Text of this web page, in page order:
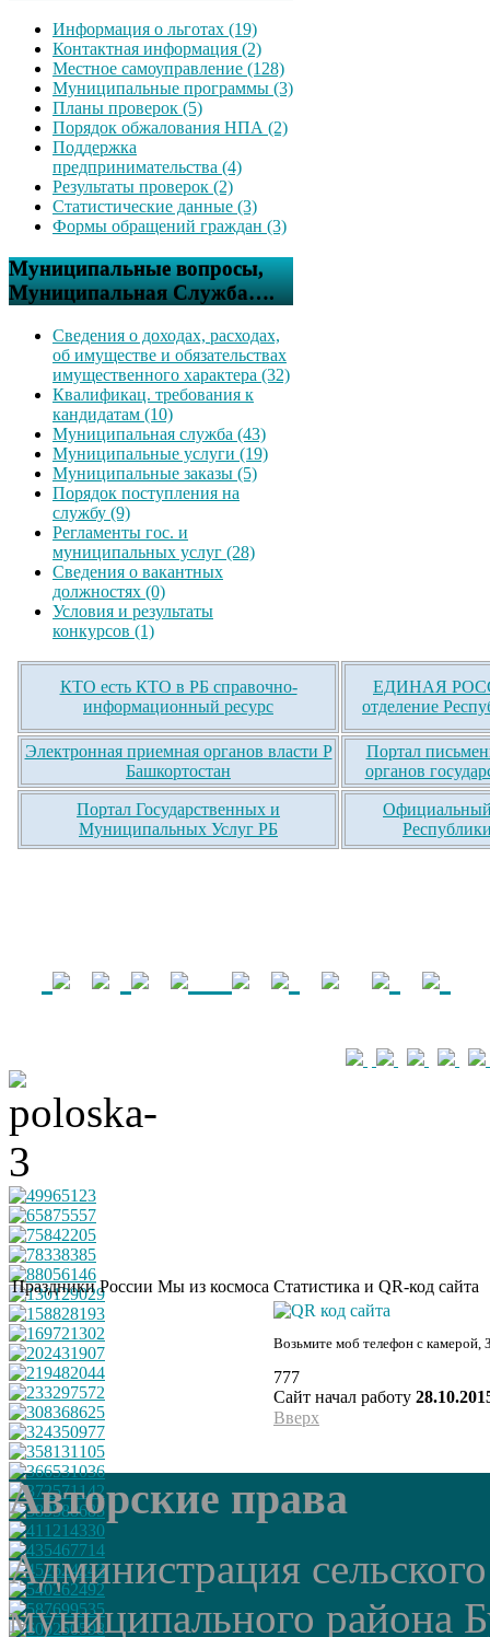
Информация о льготах (19)
Контактная информация (2)
Местное самоуправление (128)
Муниципальные программы (3)
Планы проверок (5)
Порядок обжалования НПА (2)
Поддержка
предпринимательства (4)
Результаты проверок (2)
Статистические данные (3)
Формы обращений граждан (3)
Муниципальные вопросы,
Муниципальная Служба….
Сведения о доходах, расходах,
об имуществе и обязательствах
имущественного характера (32)
Квалификац. требования к
кандидатам (10)
Муниципальная служба (43)
Муниципальные услуги (19)
Муниципальные заказы (5)
Порядок поступления на
службу (9)
Регламенты гос. и
муниципальных услуг (28)
Сведения о вакантных
должностях (0)
Условия и результаты
конкурсов (1)
КТО есть КТО в РБ справочно-
информационный ресурс
ЕДИНАЯ
отделение
Электронная приемная органов власти Р
Башкортостан
Портал
органов
Портал Государственных и
Муниципальных Услуг РБ
Официальный
Праздники России Мы из космоса Статистика и QR-код сайта
Возьмите моб телефон с камерой,
777
Сайт начал работу
Вверх
Авторские права
Администрация
муниципального района